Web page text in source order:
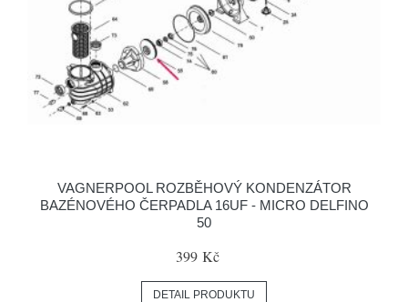
VAGNERPOOL ROZBĚHOVÝ KONDENZÁTOR
BAZÉNOVÉHO ČERPADLA 16UF - MICRO DELFINO
50
399 Kč
DETAIL PRODUKTU